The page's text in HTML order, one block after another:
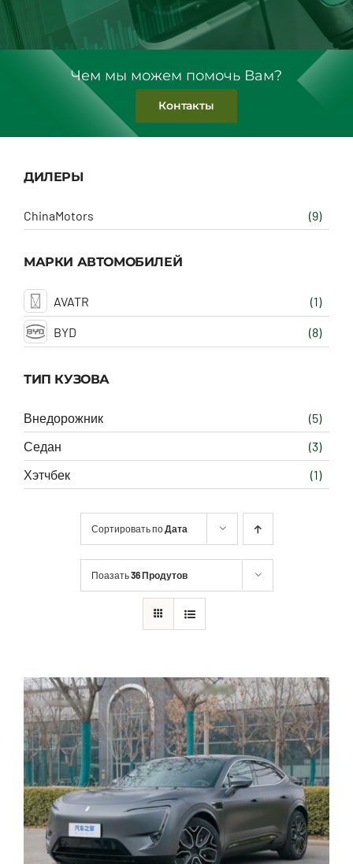
Чем мы можем помочь Вам?
Контакты
ДИЛЕРЫ
ChinaMotors (9)
МАРКИ АВТОМОБИЛЕЙ
AVATR (1)
BYD (8)
ТИП КУЗОВА
Внедорожник
(5)
Седан
(3)
Хэтчбек
(1)
Сортировать по Дата
Поазать36 Продутов